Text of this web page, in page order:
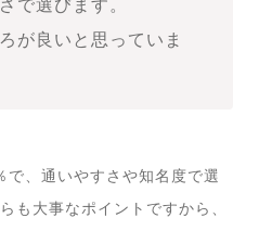
で選びます。
が良いと思っていま
、通いやすさや知名度で選
も大事なポイントですから、